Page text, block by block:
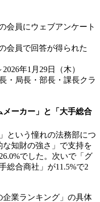
会員にウェブアンケート
会員で回答が得られた
年1月29日（木）
・局長・部長・課長クラ
メーカー」と「大手総合
という憧れの法務部につ
知財の強さ」で支持を
でした。次いで「グ
総合商社」が11.5%で2
企業ランキング」の具体